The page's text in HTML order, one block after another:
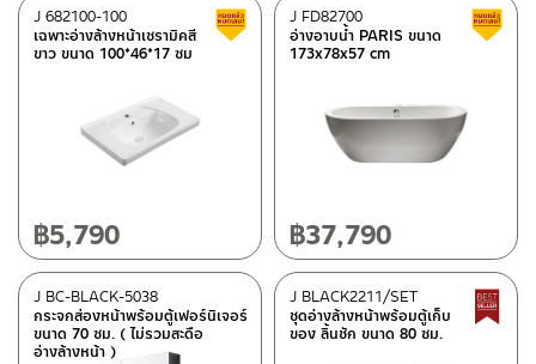
เฉพาะอ่างล้างหน้าเซรามิคสี
ขาว ขนาด 100*46*17 ซม
J 682100-100 Clearance sale
฿5,790
อ่างอาบน้ำ PARIS ขนาด
173x78x57 cm
J FD82700
฿37,790
กระจกส่องหน้าพร้อมตู้เฟอร์นิเจอร์
ขนาด 70 ซม. ( ไม่รวมสะดือ
อ่างล้างหน้า )
J BC-BLACK-5038
ชุดอ่างล้างหน้าพร้อมตู้เก็บ
ของ ลิ้นชัก ขนาด 80 ซม.
J BLACK2211/SET